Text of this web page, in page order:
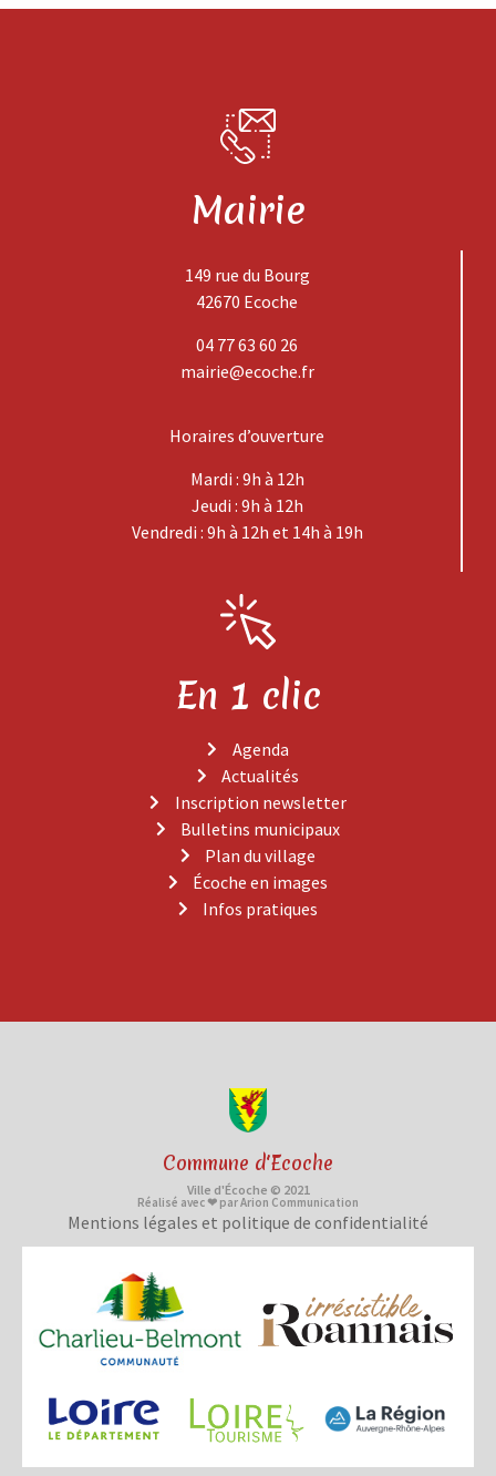
Mairie
149 rue du Bourg
42670 Ecoche
04 77 63 60 26
mairie@ecoche.fr
Horaires d’ouverture
Mardi : 9h à 12h
Jeudi : 9h à 12h
Vendredi : 9h à 12h et 14h à 19h
En 1 clic
Agenda
Actualités
Inscription newsletter
Bulletins municipaux
Plan du village
Écoche en images
Infos pratiques
Commune d'Ecoche
Ville d'Écoche © 2021
Réalisé avec ❤ par Arion Communication
Mentions légales et politique de confidentialité